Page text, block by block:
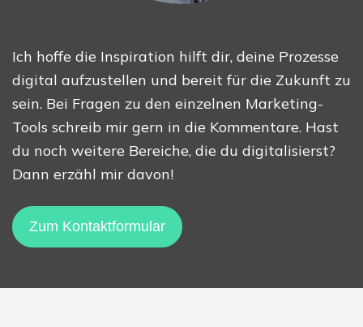
Ich hoffe die Inspiration hilft dir, deine Prozesse
digital aufzustellen und bereit für die Zukunft zu
sein. Bei Fragen zu den einzelnen Marketing-
Tools schreib mir gern in die Kommentare. Hast
du noch weitere Bereiche, die du digitalisierst?
Dann erzähl mir davon!
Zum Kontaktformular